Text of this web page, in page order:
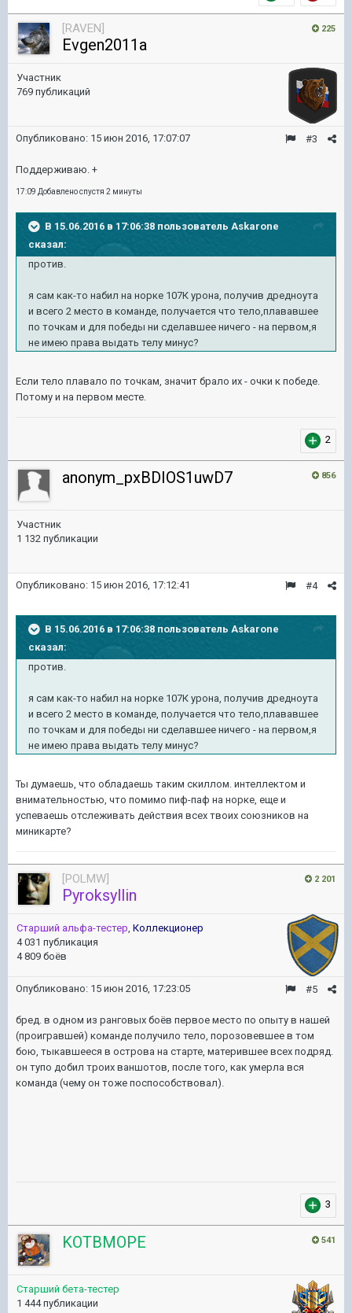
225
[RAVEN]
Evgen2011a
Участник
769 публикаций
#3
Опубликовано: 15 июн 2016, 17:07:07
Поддерживаю. +
17:09 Добавлено спустя 2 минуты
В 15.06.2016 в 17:06:38 пользователь Askarone
сказал:
против.
я сам как-то набил на норке 107К урона, получив дредноута
и всего 2 место в команде, получается что тело,плававшее
по точкам и для победы ни сделавшее ничего - на первом,я
не имею права выдать телу минус?
Если тело плавало по точкам, значит брало их - очки к победе.
Потому и на первом месте.
2
856
anonym_pxBDIOS1uwD7
Участник
1 132 публикации
#4
Опубликовано: 15 июн 2016, 17:12:41
В 15.06.2016 в 17:06:38 пользователь Askarone
сказал:
против.
я сам как-то набил на норке 107К урона, получив дредноута
и всего 2 место в команде, получается что тело,плававшее
по точкам и для победы ни сделавшее ничего - на первом,я
не имею права выдать телу минус?
Ты думаешь, что обладаешь таким скиллом. интеллектом и
внимательностью, что помимо пиф-паф на норке, еще и
успеваешь отслеживать действия всех твоих союзников на
миникарте?
2 201
[POLMW]
Pyroksyllin
Старший альфа-тестер, Коллекционер
4 031 публикация
4 809 боёв
#5
Опубликовано: 15 июн 2016, 17:23:05
бред. в одном из ранговых боёв первое место по опыту в нашей
(проигравшей) команде получило тело, порозовевшее в том
бою, тыкавшееся в острова на старте, матерившее всех подряд.
он тупо добил троих ваншотов, после того, как умерла вся
команда (чему он тоже поспособствовал).
3
541
KOTBMOPE
Старший бета-тестер
1 444 публикации